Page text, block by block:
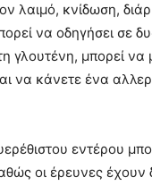
λαιμό, κνίδωση,
να οδηγήσει σε
γλουτένη, μπορεί
να κάνετε ένα
εντέρου
οι έρευνες έχουν